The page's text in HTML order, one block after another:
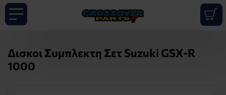
Δισκοι Συμπλεκτη Σετ Suzuki GSX-R
1000